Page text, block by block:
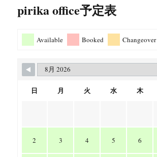
pirika office予定表
Available Booked Changeover
日 月 火 水 木
2 3 4 5 6